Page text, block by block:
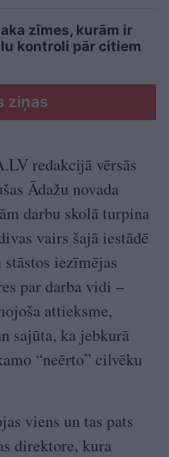
zīmes, kurām ir
kontroli pār citiem
ziņas
redakcijā vērsās
Ādažu novada
darbu skolā turpina
vairs šajā iestādē
iezīmējas
par darba vidi –
attieksme,
sajūta, ka jebkurā
“neērto” cilvēku
viens un tas pats
direktore, kura